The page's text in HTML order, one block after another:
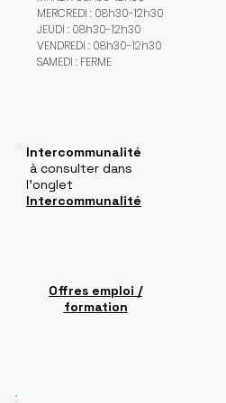
MERCREDI : 08h30-12h30
JEUDI : 08h30-12h30
VENDREDI : 08h30-12h30
SAMEDI : FERME
Offres emploi /
formation
Intercommunalité
à consulter dans
l'onglet
Intercommunalité